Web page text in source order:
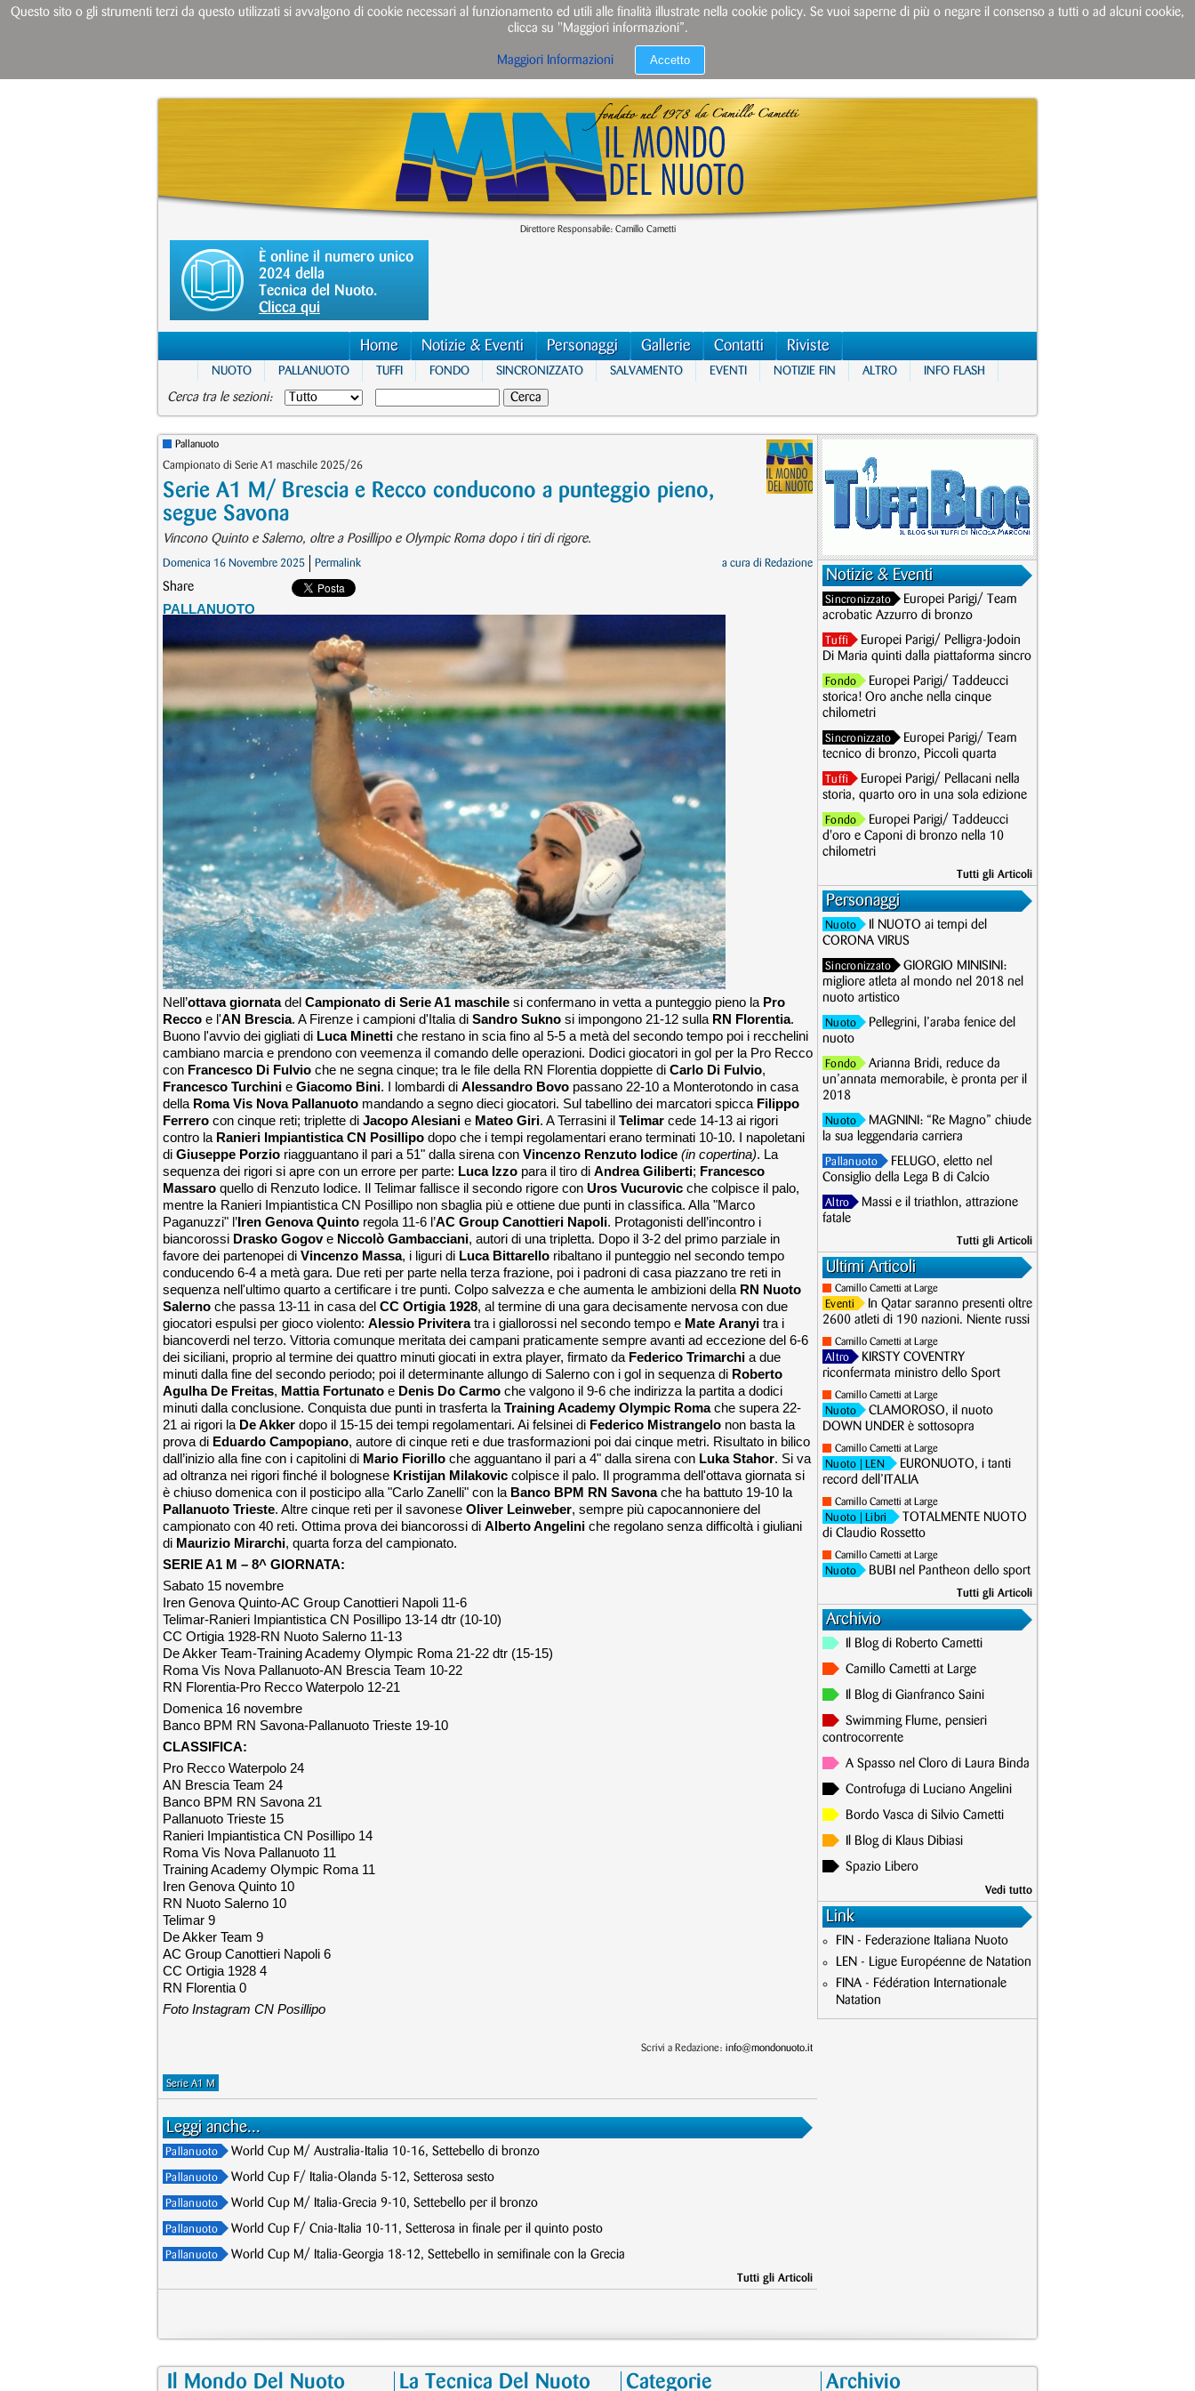
Direttore Responsabile: Camillo Cametti
È online il numero unico
2024 della
Tecnica del Nuoto.
Clicca qui
Home Notizie & Eventi Personaggi Gallerie Contatti Riviste
NUOTO PALLANUOTO TUFFI FONDO SINCRONIZZATO SALVAMENTO EVENTI NOTIZIE FIN ALTRO INFO FLASH
Cerca tra le sezioni:
Pallanuoto
Campionato di Serie A1 maschile 2025/26
Serie A1 M/ Brescia e Recco conducono a punteggio pieno,
segue Savona
Vincono Quinto e Salerno, oltre a Posillipo e Olympic Roma dopo i tiri di rigore.
Domenica 16 Novembre 2025 Permalink a cura di Redazione
Share
PALLANUOTO
Nell’ottava giornatadel Campionato di Serie A1 maschile si confermano in vetta a punteggio pieno la Pro
Recco e l'AN Brescia. A Firenze i campioni d'Italia di Sandro Sukno si impongono 21-12 sulla RN Florentia.
Buono l'avvio dei gigliati di Luca Minetti che restano in scia fino al 5-5 a metà del secondo tempo poi i recchelini
cambiano marcia e prendono con veemenza il comando delle operazioni. Dodici giocatori in gol per la Pro Recco
con Francesco Di Fulvio che ne segna cinque; tra le file della RN Florentia doppiette di Carlo Di Fulvio,
Francesco Turchini e Giacomo Bini. I lombardi di Alessandro Bovo passano 22-10 a Monterotondo in casa
della Roma Vis Nova Pallanuoto mandando a segno dieci giocatori. Sul tabellino dei marcatori spicca Filippo
Ferrero con cinque reti; triplette di Jacopo Alesiani e Mateo Giri. A Terrasini il Telimar cede 14-13 ai rigori
contro la Ranieri Impiantistica CN Posillipo dopo che i tempi regolamentari erano terminati 10-10. I napoletani
di Giuseppe Porzio riagguantano il pari a 51" dalla sirena con Vincenzo Renzuto Iodice (in copertina). La
sequenza dei rigori si apre con un errore per parte: Luca Izzo para il tiro di Andrea Giliberti; Francesco
Massaro quello di Renzuto Iodice. Il Telimar fallisce il secondo rigore con Uros Vucurovic che colpisce il palo,
mentre la Ranieri Impiantistica CN Posillipo non sbaglia più e ottiene due punti in classifica. Alla "Marco
Paganuzzi" l’Iren Genova Quinto regola 11-6 l’AC Group Canottieri Napoli. Protagonisti dell’incontro i
biancorossi Drasko Gogove Niccolò Gambacciani, autori di una tripletta. Dopo il 3-2 del primo parziale in
favore dei partenopei di Vincenzo Massa, i liguri di Luca Bittarello ribaltano il punteggio nel secondo tempo
conducendo 6-4 a metà gara. Due reti per parte nella terza frazione, poi i padroni di casa piazzano tre reti in
sequenza nell'ultimo quarto a certificare i tre punti. Colpo salvezza e che aumenta le ambizioni della RN Nuoto
Salerno che passa 13-11 in casa del CC Ortigia 1928, al termine di una gara decisamente nervosa con due
giocatori espulsi per gioco violento: Alessio Priviteratra i giallorossi nel secondo tempo e Mate Aranyi tra i
biancoverdi nel terzo. Vittoria comunque meritata dei campani praticamente sempre avanti ad eccezione del 6-6
dei siciliani, proprio al termine dei quattro minuti giocati in extra player, firmato da Federico Trimarchi a due
minuti dalla fine del secondo periodo; poi il determinante allungo di Salerno con i gol in sequenza di Roberto
Agulha De Freitas, Mattia Fortunato e Denis Do Carmo che valgono il 9-6 che indirizza la partita a dodici
minuti dalla conclusione. Conquista due punti in trasferta la Training Academy Olympic Romache supera 22-
21 ai rigori la De Akker dopo il 15-15 dei tempi regolamentari. Ai felsinei di Federico Mistrangelo non basta la
prova di Eduardo Campopiano, autore di cinque reti e due trasformazioni poi dai cinque metri. Risultato in bilico
dall’inizio alla fine con i capitolini di Mario Fiorillo che agguantano il pari a 4" dalla sirena con Luka Stahor. Si va
ad oltranza nei rigori finché il bolognese Kristijan Milakovic colpisce il palo. Il programma dell'ottava giornata si
è chiuso domenica con il posticipo alla "Carlo Zanelli" con la Banco BPM RN Savonache ha battuto 19-10 la
Pallanuoto Trieste. Altre cinque reti per il savonese Oliver Leinweber, sempre più capocannoniere del
campionato con 40 reti. Ottima prova dei biancorossi di Alberto Angelini che regolano senza difficoltà i giuliani
di Maurizio Mirarchi, quarta forza del campionato.
SERIE A1 M – 8^ GIORNATA:
Sabato 15 novembre
Iren Genova Quinto-AC Group Canottieri Napoli 11-6
Telimar-Ranieri Impiantistica CN Posillipo 13-14 dtr (10-10)
CC Ortigia 1928-RN Nuoto Salerno 11-13
De Akker Team-Training Academy Olympic Roma 21-22 dtr (15-15)
Roma Vis Nova Pallanuoto-AN Brescia Team 10-22
RN Florentia-Pro Recco Waterpolo 12-21
Domenica 16 novembre
Banco BPM RN Savona-Pallanuoto Trieste 19-10
CLASSIFICA:
Pro Recco Waterpolo 24
AN Brescia Team 24
Banco BPM RN Savona 21
Pallanuoto Trieste 15
Ranieri Impiantistica CN Posillipo 14
Roma Vis Nova Pallanuoto 11
Training Academy Olympic Roma 11
Iren Genova Quinto 10
RN Nuoto Salerno 10
Telimar 9
De Akker Team 9
AC Group Canottieri Napoli 6
CC Ortigia 1928 4
RN Florentia 0
Foto Instagram CN Posillipo
Scrivi a Redazione: info@mondonuoto.it
Serie A1 M
Leggi anche...
Pallanuoto World Cup M/ Australia-Italia 10-16, Settebello di bronzo
Pallanuoto World Cup F/ Italia-Olanda 5-12, Setterosa sesto
Pallanuoto World Cup M/ Italia-Grecia 9-10, Settebello per il bronzo
Pallanuoto World Cup F/ Cnia-Italia 10-11, Setterosa in finale per il quinto posto
Pallanuoto World Cup M/ Italia-Georgia 18-12, Settebello in semifinale con la Grecia
Tutti gli Articoli
Notizie & Eventi
Sincronizzato
Europei Parigi/ Team
acrobatic Azzurro di bronzo
Tuffi
Europei Parigi/ Pelligra-Jodoin
Di Maria quinti dalla piattaforma sincro
Fondo
Europei Parigi/ Taddeucci
storica! Oro anche nella cinque
chilometri
Sincronizzato
Europei Parigi/ Team
tecnico di bronzo, Piccoli quarta
Tuffi
Europei Parigi/ Pellacani nella
storia, quarto oro in una sola edizione
Fondo
Europei Parigi/ Taddeucci
d'oro e Caponi di bronzo nella 10
chilometri
Tutti gli Articoli
Personaggi
Nuoto
Il NUOTO ai tempi del
CORONA VIRUS
Sincronizzato
GIORGIO MINISINI:
migliore atleta al mondo nel 2018 nel
nuoto artistico
Nuoto
Pellegrini, l’araba fenice del
nuoto
Fondo
Arianna Bridi, reduce da
un’annata memorabile, è pronta per il
2018
Nuoto
MAGNINI: “Re Magno” chiude
la sua leggendaria carriera
Pallanuoto
FELUGO, eletto nel
Consiglio della Lega B di Calcio
Altro
Massi e il triathlon, attrazione
fatale
Tutti gli Articoli
Ultimi Articoli
Camillo Cametti at Large
Eventi
In Qatar saranno presenti oltre
2600 atleti di 190 nazioni. Niente russi
Camillo Cametti at Large
Altro
KIRSTY COVENTRY
riconfermata ministro dello Sport
Camillo Cametti at Large
Nuoto
CLAMOROSO, il nuoto
DOWN UNDER è sottosopra
Camillo Cametti at Large
Nuoto | LEN
EURONUOTO, i tanti
record dell’ITALIA
Camillo Cametti at Large
Nuoto | Libri
TOTALMENTE NUOTO
di Claudio Rossetto
Camillo Cametti at Large
Nuoto BUBI nel Pantheon dello sport
Tutti gli Articoli
Archivio
Il Blog di Roberto Cametti
Camillo Cametti at Large
Il Blog di Gianfranco Saini
Swimming Flume, pensieri
controcorrente
A Spasso nel Cloro di Laura Binda
Controfuga di Luciano Angelini
Bordo Vasca di Silvio Cametti
Il Blog di Klaus Dibiasi
Spazio Libero
Vedi tutto
Link
FIN - Federazione Italiana Nuoto
LEN - Ligue Européenne de Natation
FINA - Fédération Internationale
Natation
Il Mondo Del Nuoto La Tecnica Del Nuoto Categorie Archivio
Questo sito o gli strumenti terzi da questo utilizzati si avvalgono di cookie necessari al funzionamento ed utili alle finalità illustrate nella cookie policy. Se vuoi saperne di più o negare il consenso a tutti o ad alcuni cookie,
clicca su "Maggiori informazioni”.
Maggiori Informazioni Accetto